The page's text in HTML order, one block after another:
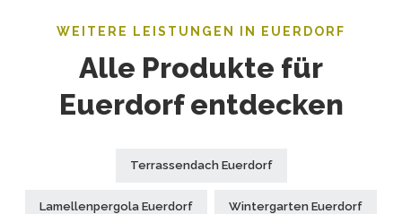
WEITERE LEISTUNGEN IN EUERDORF
Alle Produkte für
Euerdorf entdecken
Terrassendach Euerdorf
Lamellenpergola Euerdorf Wintergarten Euerdorf